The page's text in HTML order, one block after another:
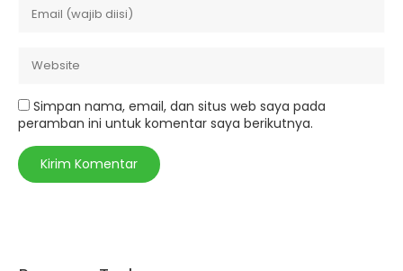
Simpan nama, email, dan situs web saya pada
peramban ini untuk komentar saya berikutnya.